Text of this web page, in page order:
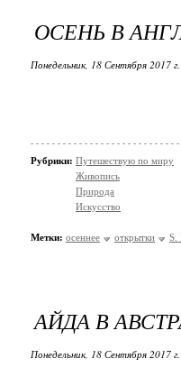
ОСЕНЬ В
Понедельник, 18 Сентября 2017
Рубрики: Путешествую по миру
Живопись
Природа
Искусство
Метки: осеннее открытки S.
АЙДА В
Понедельник, 18 Сентября 2017